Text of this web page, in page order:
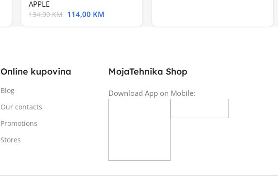
APPLE
134,00KM 114,00 KM
Online kupovina
Blog
Our contacts
Promotions
Stores
MojaTehnika Shop
Download App on Mobile: